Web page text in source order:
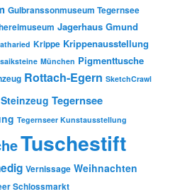
Gulbranssonmuseum Tegernsee
Jagerhaus Gmund
Krippe Krippenausstellung
München Pigmenttusche
Rottach-Egern SketchCrawl
Steinzeug Tegernsee
Tegernseer Kunstausstellung
Tuschestift
Vernissage Weihnachten
Schlossmarkt